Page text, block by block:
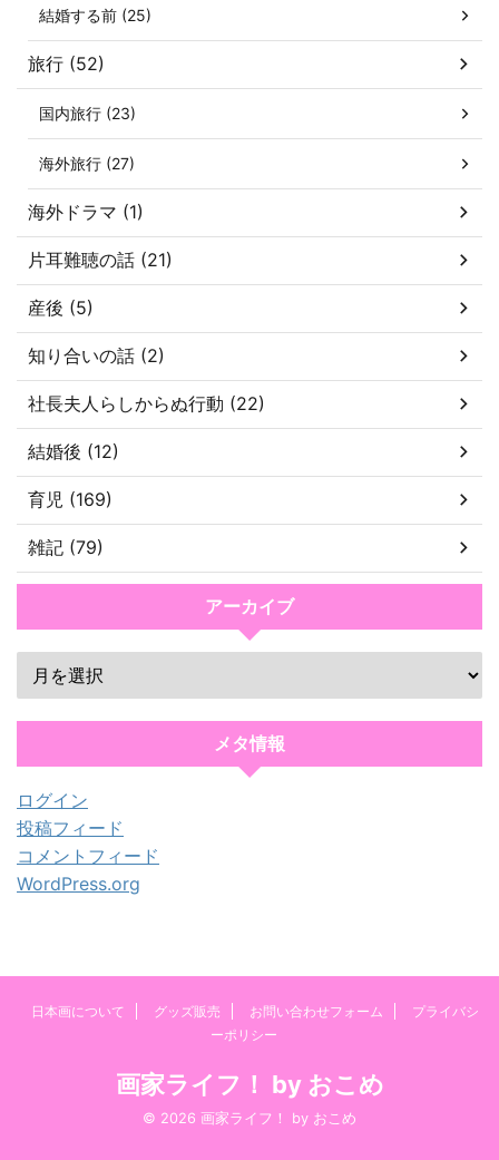
結婚する前 (25)
旅行 (52)
国内旅行 (23)
海外旅行 (27)
海外ドラマ (1)
片耳難聴の話 (21)
産後 (5)
知り合いの話 (2)
社長夫人らしからぬ行動 (22)
結婚後 (12)
育児 (169)
雑記 (79)
アーカイブ
メタ情報
ログイン
投稿フィード
コメントフィード
WordPress.org
日本画について グッズ販売 お問い合わせフォーム
プライバシ
ーポリシー
画家ライフ！ by おこめ
© 2026 画家ライフ！ by おこめ